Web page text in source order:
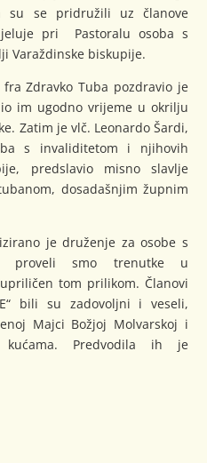
su se pridružili uz članove
pri Pastoralu osoba s
Varaždinske biskupije.
Zdravko Tuba pozdravio je
im ugodno vrijeme u okrilju
Zatim je vlč. Leonardo Šardi,
s invaliditetom i njihovih
predslavio misno slavlje
dosadašnjim župnim
je druženje za osobe s
proveli smo trenutke u
tom prilikom. Članovi
bili su zadovoljni i veseli,
Majci Božjoj Molvarskoj i
Predvodila ih je